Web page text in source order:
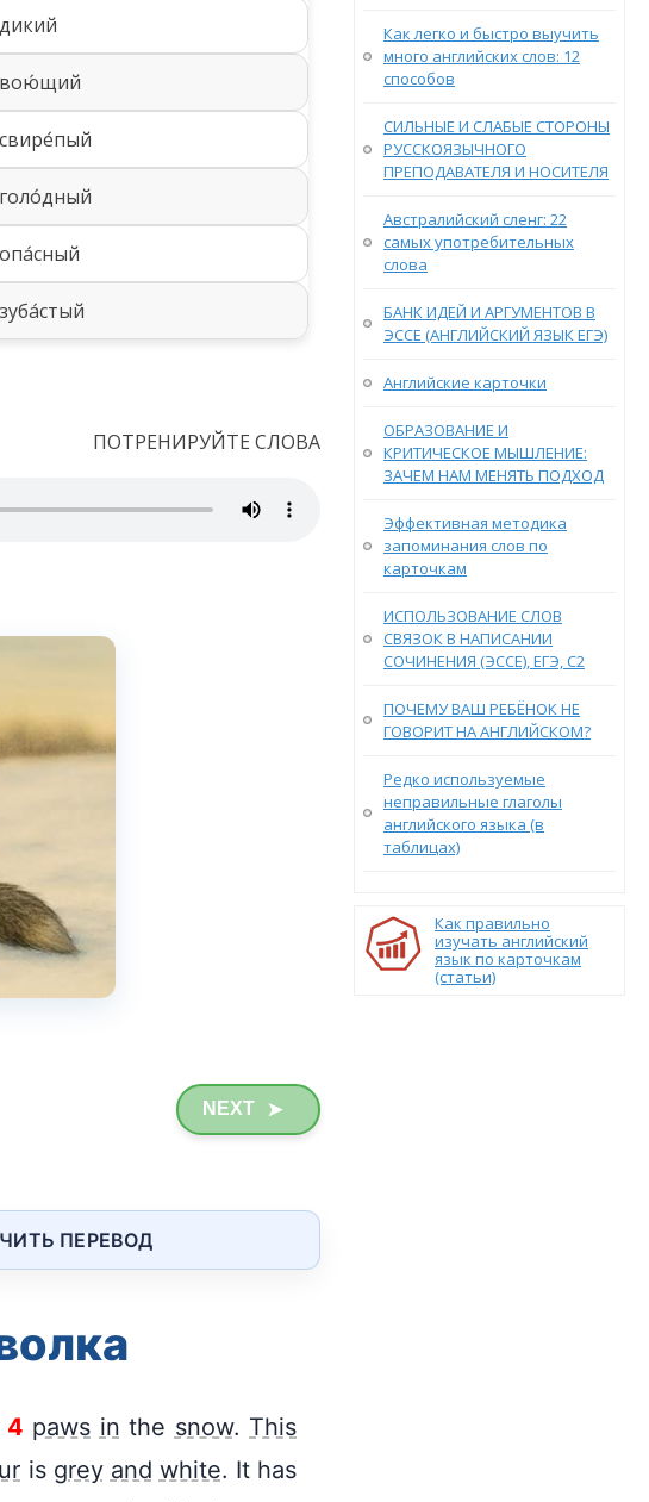
ди­кий
во­ю́­щий
сви­ре́­пый
го­ло́д­ный
о­па́с­ный
зу­ба́с­тый
ПОТРЕНИРУЙТЕ СЛОВА
NEXT ➤
ПЕРЕВОД
Как легко и быстро выучить
много английских слов: 12
способов
СИЛЬНЫЕ И СЛАБЫЕ СТОРОНЫ
РУССКОЯЗЫЧНОГО
ПРЕПОДАВАТЕЛЯ И НОСИТЕЛЯ
Австралийский сленг: 22
самых употребительных
слова
БАНК ИДЕЙ И АРГУМЕНТОВ В
ЭССЕ (АНГЛИЙСКИЙ ЯЗЫК ЕГЭ)
Английские карточки
ОБРАЗОВАНИЕ И
КРИТИЧЕСКОЕ МЫШЛЕНИЕ:
ЗАЧЕМ НАМ МЕНЯТЬ ПОДХОД
Эффективная методика
запоминания слов по
карточкам
ИСПОЛЬЗОВАНИЕ СЛОВ
СВЯЗОК В НАПИСАНИИ
СОЧИНЕНИЯ (ЭССЕ), ЕГЭ, С2
ПОЧЕМУ ВАШ РЕБЁНОК НЕ
ГОВОРИТ НА АНГЛИЙСКОМ?
Редко используемые
неправильные глаголы
английского языка (в
таблицах)
Как правильно
изучать английский
язык по карточкам
(статьи)